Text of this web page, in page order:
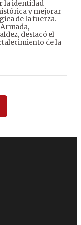
la identidad
y mejorar
de la fuerza.
destacó el
de la